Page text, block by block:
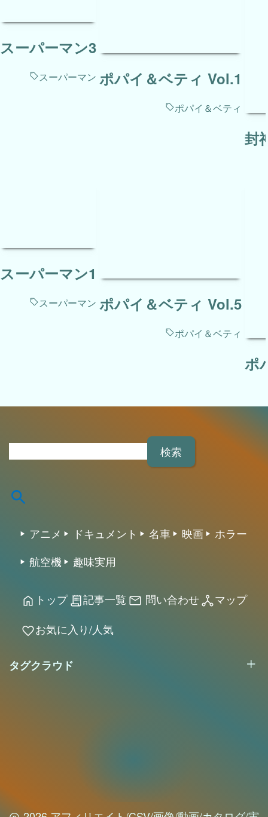
スーパーマン3
スーパーマン
スーパーマン1
スーパーマン
ポパイ＆ベティ Vol.1
ポパイ＆ベティ
ポパイ＆ベティ Vol.5
ポパイ＆ベティ
封
ポ
アニメ ドキュメント 名車 映画
ホラー
航空機
趣味実用
home トップreceipt_long記事一覧 mail 問い合わせnetwork_nodeマップ
favoriteお気に入り/人気
タグクラウド